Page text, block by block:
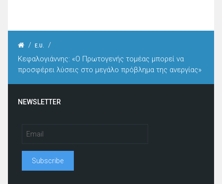
/ E.U.
/
Κεφαλογιάννης: «Ο Πρωτογενής τομέας μπορεί να
προσφέρει λύσεις στο μεγάλο πρόβλημα της ανεργίας»
NEWSLETTER